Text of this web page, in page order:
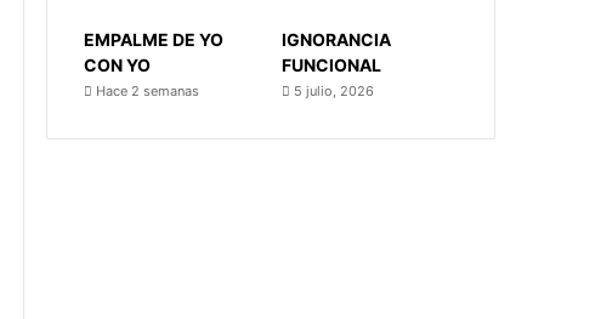
EMPALME DE YO
CON YO
Hace 2 semanas
IGNORANCIA
FUNCIONAL
5 julio, 2026